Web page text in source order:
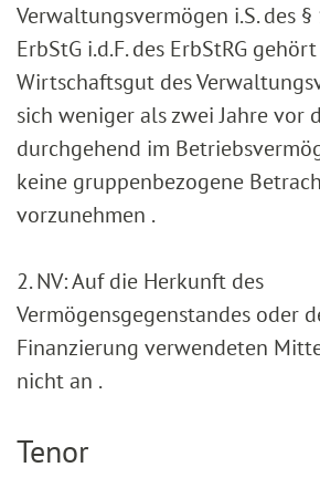
Verwaltungsvermögen i.S. des §
ErbStG i.d.F. des ErbStRG
Wirtschaftsgut des
sich weniger als zwei Jahre vor
durchgehend im
keine gruppenbezogene
vorzunehmen .
2. NV: Auf die Herkunft des
Vermögensgegenstandes oder
Finanzierung verwendeten
nicht an .
Tenor